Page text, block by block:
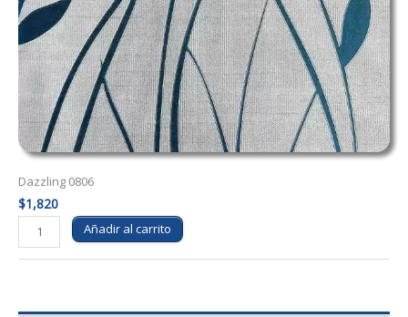
Dazzling 0806
$1,820
cantidad
Añadir al carrito